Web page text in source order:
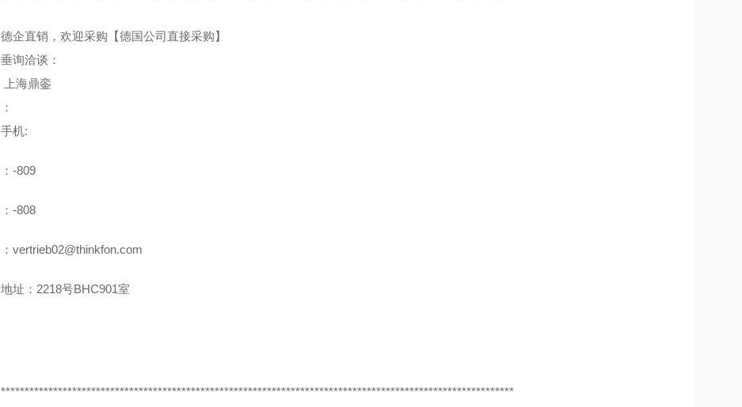
德企直销，欢迎采购【德国公司直接采购】
垂询洽谈：
上海鼎銮
：
手机:
：-809
：-808
：vertrieb02@thinkfon.com
地址：2218号BHC901室
************************************************************************************************************